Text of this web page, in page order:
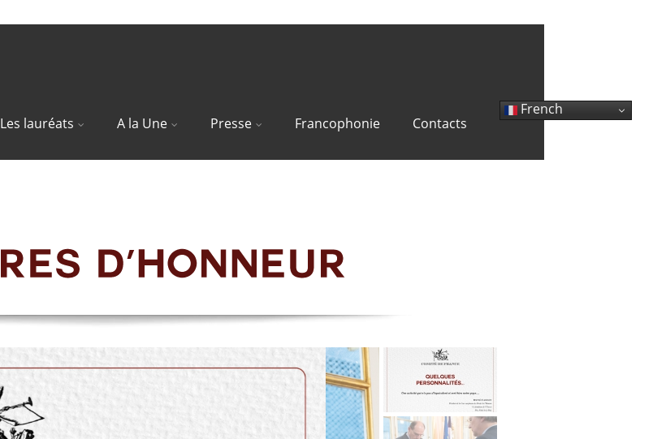
Les lauréats A la Une Presse Francophonie Contacts
French